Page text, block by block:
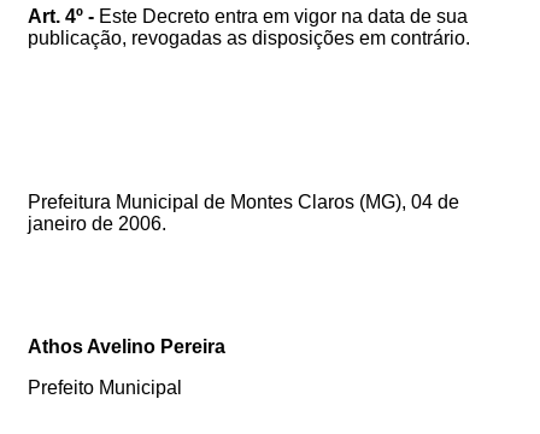
Art. 4º - Este Decreto entra em vigor na data de sua
publicação, revogadas as disposições em contrário.
Prefeitura Municipal de Montes Claros (MG), 04 de
janeiro de 2006.
Athos Avelino Pereira
Prefeito Municipal